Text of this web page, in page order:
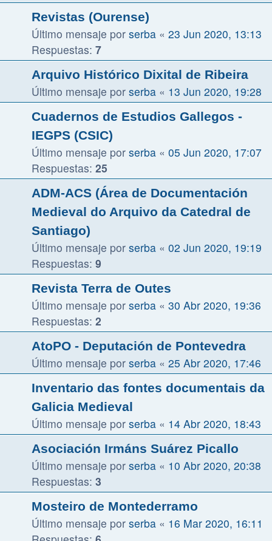
Revistas (Ourense)
Último mensaje por serba « 23 Jun 2020, 13:13
Respuestas: 7
Arquivo Histórico Dixital de Ribeira
Último mensaje por serba « 13 Jun 2020, 19:28
Cuadernos de Estudios Gallegos -
IEGPS (CSIC)
Último mensaje por serba « 05 Jun 2020, 17:07
Respuestas: 25
ADM-ACS (Área de Documentación
Medieval do Arquivo da Catedral de
Santiago)
Último mensaje por serba « 02 Jun 2020, 19:19
Respuestas: 9
Revista Terra de Outes
Último mensaje por serba « 30 Abr 2020, 19:36
Respuestas: 2
AtoPO - Deputación de Pontevedra
Último mensaje por serba « 25 Abr 2020, 17:46
Inventario das fontes documentais da
Galicia Medieval
Último mensaje por serba « 14 Abr 2020, 18:43
Asociación Irmáns Suárez Picallo
Último mensaje por serba « 10 Abr 2020, 20:38
Respuestas: 3
Mosteiro de Montederramo
Último mensaje por serba « 16 Mar 2020, 16:11